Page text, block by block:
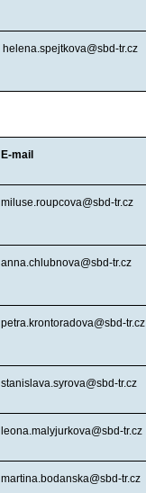
helena.spejtkova@sbd-tr.cz
E-mail
miluse.roupcova@sbd-tr.cz
anna.chlubnova@sbd-tr.cz
petra.krontoradova@sbd-tr.cz
stanislava.syrova@sbd-tr.cz
leona.malyjurkova@sbd-tr.cz
martina.bodanska@sbd-tr.cz